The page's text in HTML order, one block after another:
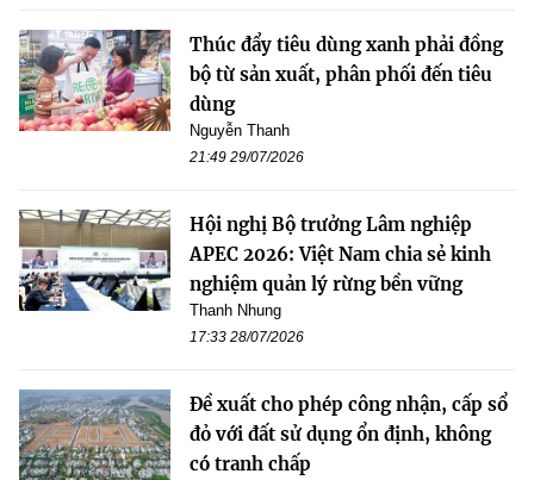
Thúc đẩy tiêu dùng xanh phải đồng
bộ từ sản xuất, phân phối đến tiêu
dùng
Nguyễn Thanh
21:49 29/07/2026
Hội nghị Bộ trưởng Lâm nghiệp
APEC 2026: Việt Nam chia sẻ kinh
nghiệm quản lý rừng bền vững
Thanh Nhung
17:33 28/07/2026
Đề xuất cho phép công nhận, cấp sổ
đỏ với đất sử dụng ổn định, không
có tranh chấp